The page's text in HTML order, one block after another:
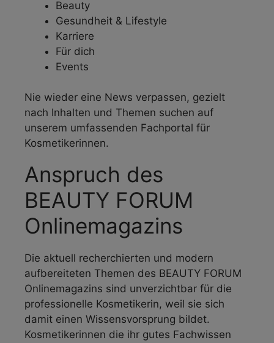
Beauty
Gesundheit & Lifestyle
Karriere
Für dich
Events
Nie wieder eine News verpassen, gezielt
nach Inhalten und Themen suchen auf
unserem umfassenden Fachportal für
Kosmetikerinnen.
Anspruch des
BEAUTY FORUM
Onlinemagazins
Die aktuell recherchierten und modern
aufbereiteten Themen des BEAUTY FORUM
Onlinemagazins sind unverzichtbar für die
professionelle Kosmetikerin, weil sie sich
damit einen Wissensvorsprung bildet.
Kosmetikerinnen die ihr gutes Fachwissen